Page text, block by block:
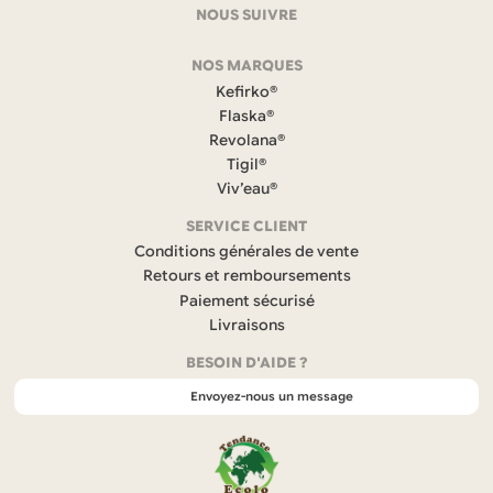
NOUS SUIVRE
a
c
e
b
o
o
k
s
’
u
v
r
d
a
n
u
n
n
NOS MARQUES
Kefirko®
Flaska®
Revolana®
Tigil®
Viv’eau®
SERVICE CLIENT
Conditions générales de vente
Retours et remboursements
Paiement sécurisé
Livraisons
BESOIN D'AIDE ?
Envoyez-nous un message